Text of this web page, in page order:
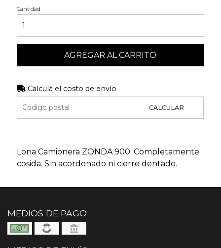
Cantidad
AGREGAR AL CARRITO
Calculá el costo de envío
CALCULAR
Lona Camionera ZONDA 900. Completamente
cosida. Sin acordonado ni cierre dentado.
MEDIOS DE PAGO